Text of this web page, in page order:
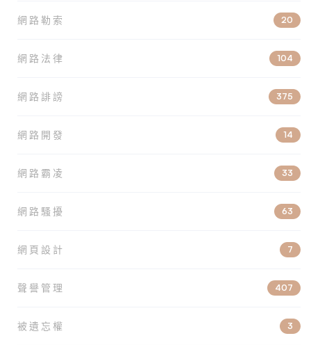
網路勒索 20
網路法律 104
網路誹謗 375
網路開發 14
網路霸凌 33
網路騷擾 63
網頁設計 7
聲譽管理 407
被遺忘權 3